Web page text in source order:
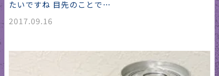
たいですね 目先のことで…
2017.09.16